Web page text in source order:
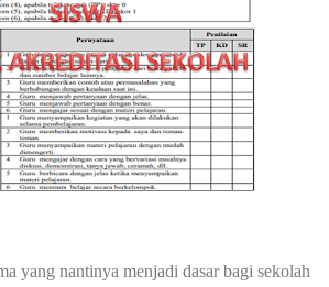
yang nantinya menjadi dasar bagi sekolah